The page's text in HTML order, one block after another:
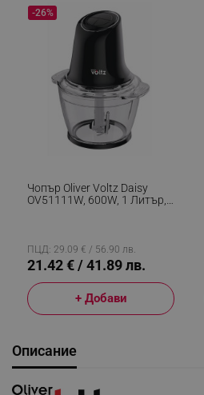
Чопър Oliver Voltz Daisy
OV51111W, 600W, 1 Литър,
-26%
ПЦД: 29.09 € / 56.90 лв.
21.42 € / 41.89 лв.
+ Добави
Описание